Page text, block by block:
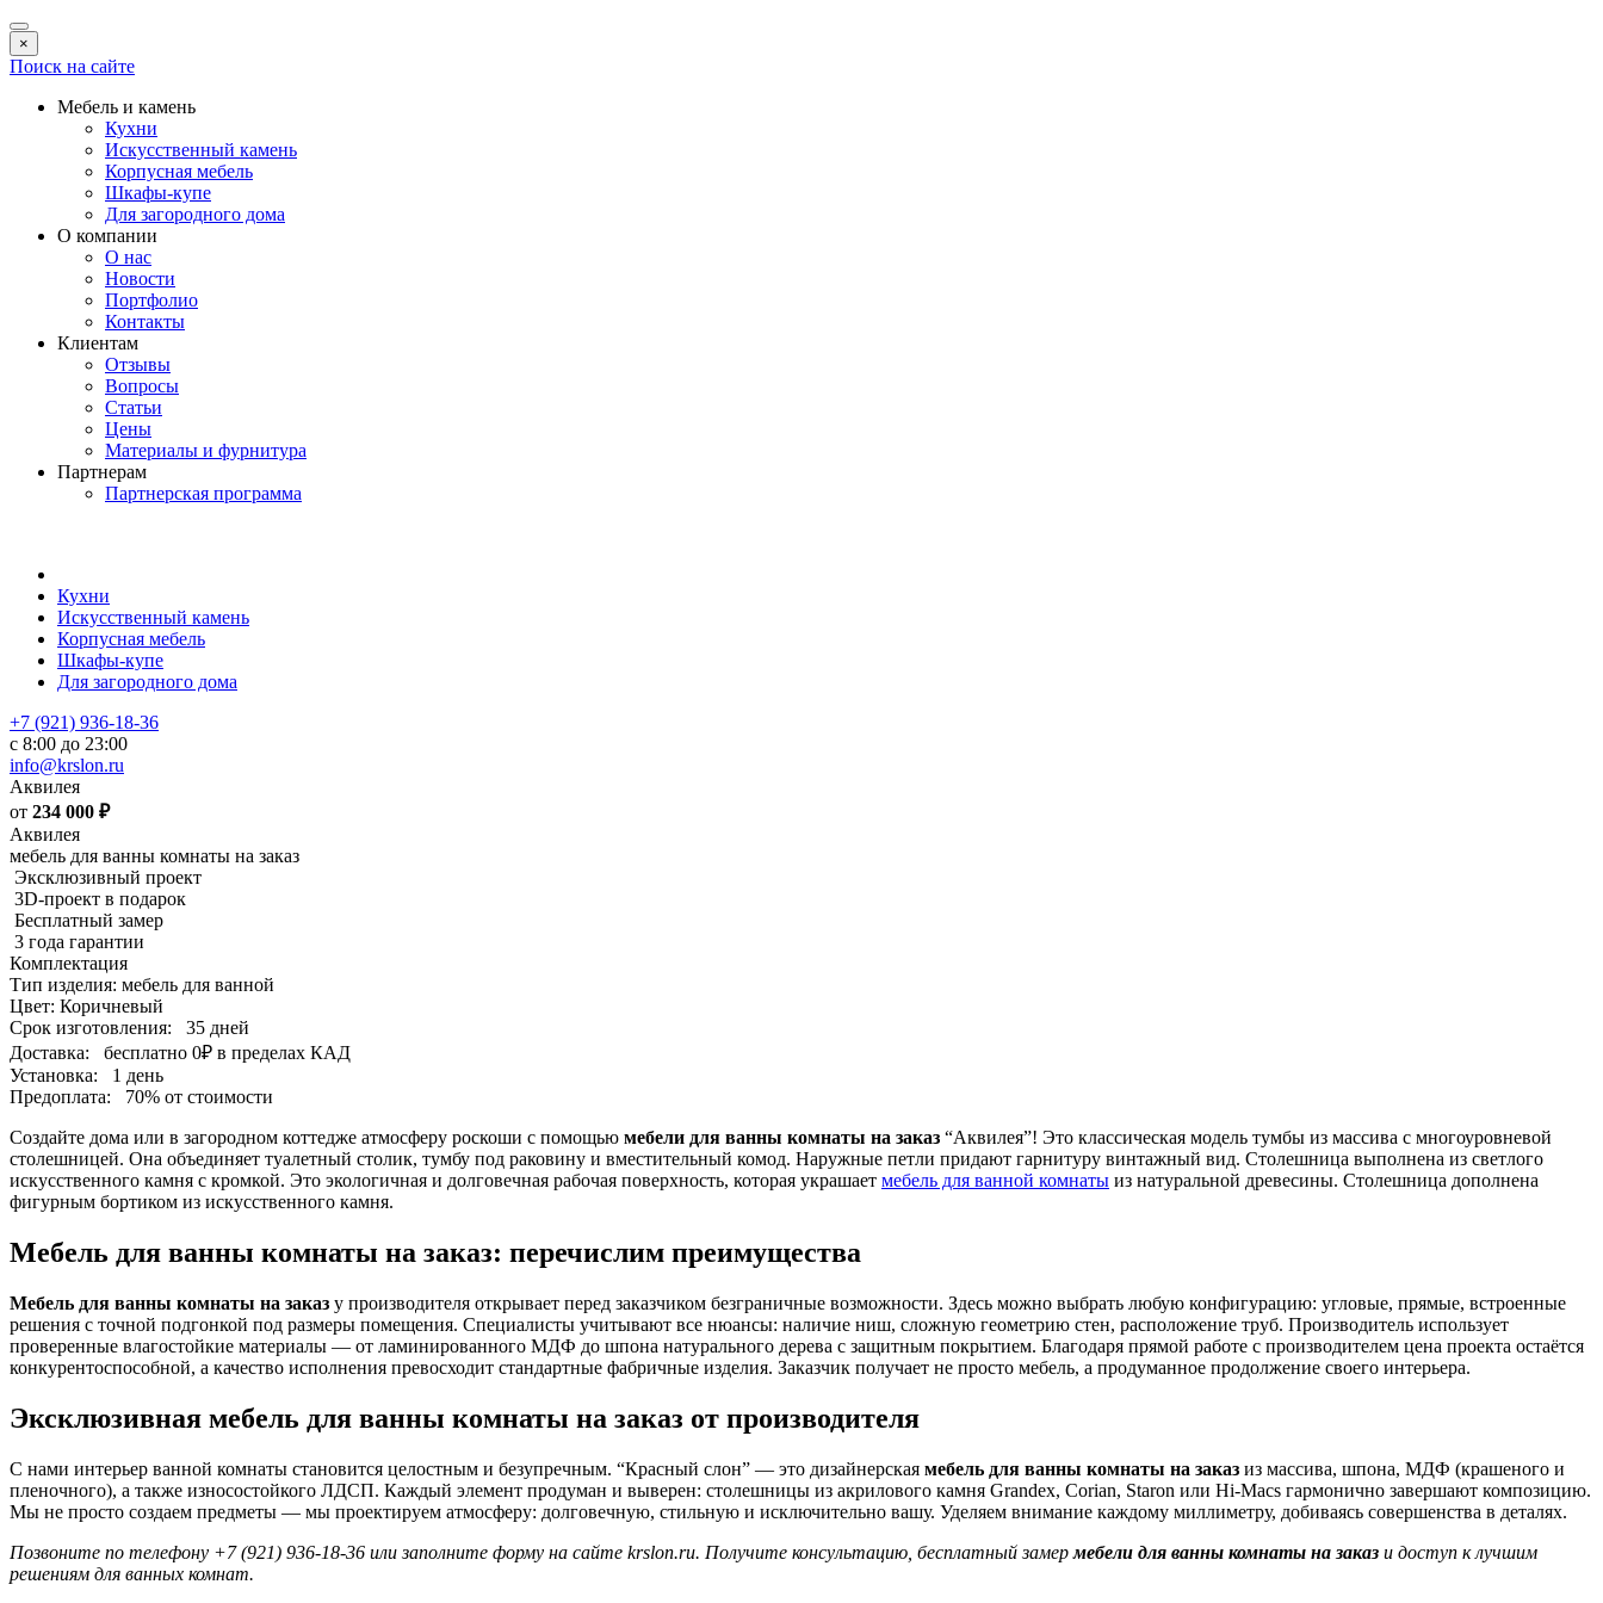
×
Поиск на сайте
Мебель и камень
Кухни
Искусственный камень
Корпусная мебель
Шкафы-купе
Для загородного дома
О компании
О нас
Новости
Портфолио
Контакты
Клиентам
Отзывы
Вопросы
Статьи
Цены
Материалы и фурнитура
Партнерам
Партнерская программа
Кухни
Искусственный камень
Корпусная мебель
Шкафы-купе
Для загородного дома
+7 (921) 936-18-36
с 8:00 до 23:00
info@krslon.ru
Аквилея
от 234 000 ₽
Аквилея
мебель для ванны комнаты на заказ
Эксклюзивный проект
3D-проект в подарок
Бесплатный замер
3 года гарантии
Комплектация
Тип изделия: мебель для ванной
Цвет: Коричневый
Срок изготовления:
35 дней
Доставка:
бесплатно 0₽ в пределах КАД
Установка:
1 день
Предоплата:
70% от стоимости
Создайте дома или в загородном коттедже атмосферу роскоши с помощью мебели для ванны комнаты на заказ “Аквилея”! Это классическая модель тумбы из массива с многоуровневой
столешницей. Она объединяет туалетный столик, тумбу под раковину и вместительный комод. Наружные петли придают гарнитуру винтажный вид. Столешница выполнена из светлого
искусственного камня с кромкой. Это экологичная и долговечная рабочая поверхность, которая украшает мебель для ванной комнаты из натуральной древесины. Столешница дополнена
фигурным бортиком из искусственного камня.
Мебель для ванны комнаты на заказ: перечислим преимущества
Мебель для ванны комнаты на заказ у производителя открывает перед заказчиком безграничные возможности. Здесь можно выбрать любую конфигурацию: угловые, прямые, встроенные
решения с точной подгонкой под размеры помещения. Специалисты учитывают все нюансы: наличие ниш, сложную геометрию стен, расположение труб. Производитель использует
проверенные влагостойкие материалы — от ламинированного МДФ до шпона натурального дерева с защитным покрытием. Благодаря прямой работе с производителем цена проекта остаётся
конкурентоспособной, а качество исполнения превосходит стандартные фабричные изделия. Заказчик получает не просто мебель, а продуманное продолжение своего интерьера.
Эксклюзивная мебель для ванны комнаты на заказ от производителя
С нами интерьер ванной комнаты становится целостным и безупречным. “Красный слон” — это дизайнерская мебель для ванны комнаты на заказ из массива, шпона, МДФ (крашеного и
пленочного), а также износостойкого ЛДСП. Каждый элемент продуман и выверен: столешницы из акрилового камня Grandex, Corian, Staron или Hi-Macs гармонично завершают композицию.
Мы не просто создаем предметы — мы проектируем атмосферу: долговечную, стильную и исключительно вашу. Уделяем внимание каждому миллиметру, добиваясь совершенства в деталях.
Позвоните по телефону +7 (921) 936-18-36 или заполните форму на сайте krslon.ru. Получите консультацию, бесплатный замермебели для ванны комнаты на заказ и доступ к лучшим
решениям для ванных комнат.